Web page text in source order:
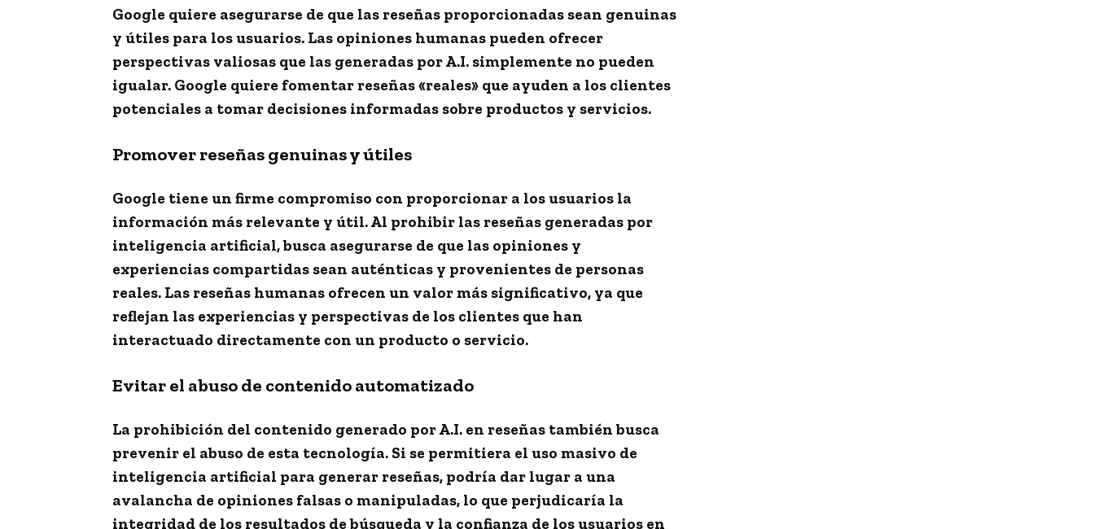
Google quiere asegurarse de que las reseñas proporcionadas sean genuinas
y útiles para los usuarios. Las opiniones humanas pueden ofrecer
perspectivas valiosas que las generadas por A.I. simplemente no pueden
igualar. Google quiere fomentar reseñas «reales» que ayuden a los clientes
potenciales a tomar decisiones informadas sobre productos y servicios.
Promover reseñas genuinas y útiles
Google tiene un firme compromiso con proporcionar a los usuarios la
información más relevante y útil. Al prohibir las reseñas generadas por
inteligencia artificial, busca asegurarse de que las opiniones y
experiencias compartidas sean auténticas y provenientes de personas
reales. Las reseñas humanas ofrecen un valor más significativo, ya que
reflejan las experiencias y perspectivas de los clientes que han
interactuado directamente con un producto o servicio.
Evitar el abuso de contenido automatizado
La prohibición del contenido generado por A.I. en reseñas también busca
prevenir el abuso de esta tecnología. Si se permitiera el uso masivo de
inteligencia artificial para generar reseñas, podría dar lugar a una
avalancha de opiniones falsas o manipuladas, lo que perjudicaría la
integridad de los resultados de búsqueda y la confianza de los usuarios en